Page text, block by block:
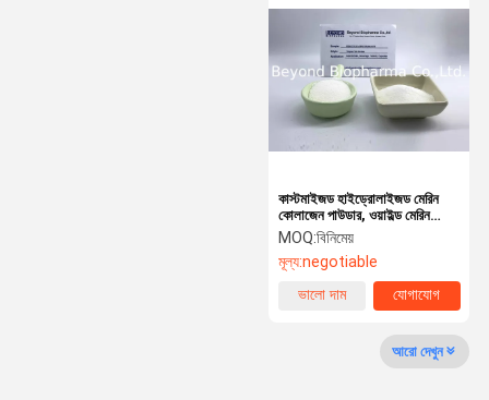
Glucosamine হাইড্রোক্লোরাইড পাউডার
কাস্টমাইজড হাইড্রোলাইজড মেরিন
কোলাজেন পাউডার, ওয়াইল্ড মেরিন
কোলাজেন গ্রানুলার
MOQ:বিনিমেয়
মূল্য:negotiable
ভালো দাম
যোগাযোগ
আরো দেখুন